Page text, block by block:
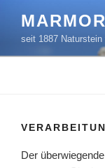
Inhalt
springenseit 1887 Naturstein
Der